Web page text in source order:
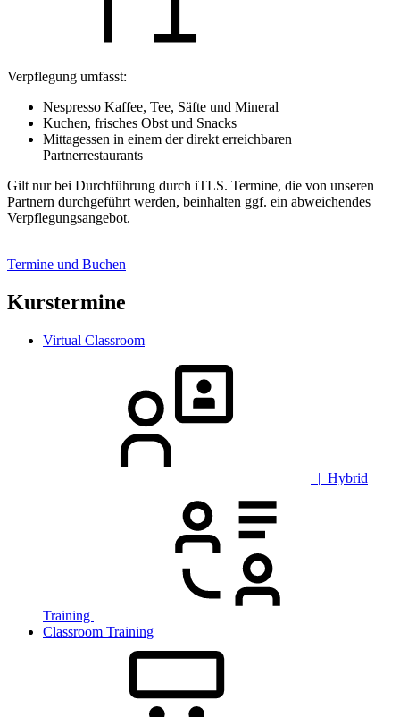
Verpflegung umfasst:
Nespresso Kaffee, Tee, Säfte und Mineral
Kuchen, frisches Obst und Snacks
Mittagessen in einem der direkt erreichbaren
Partnerrestaurants
Gilt nur bei Durchführung durch iTLS. Termine, die von unseren
Partnern durchgeführt werden, beinhalten ggf. ein abweichendes
Verpflegungsangebot.
Termine und Buchen
Kurstermine
Virtual Classroom
| Hybrid
Training
Classroom Training